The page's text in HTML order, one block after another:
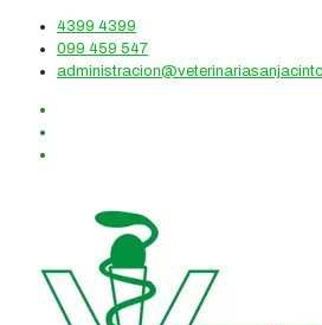
4399 4399
099 459 547